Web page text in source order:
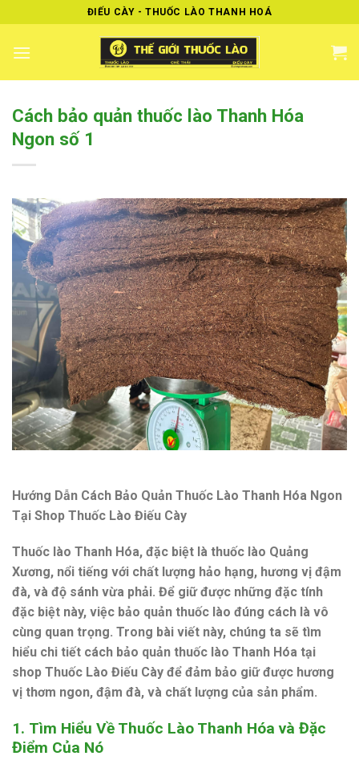
to
content
ĐIẾU CÀY - THUỐC LÀO THANH HOÁ
Cách bảo quản thuốc lào Thanh Hóa
Ngon số 1
Hướng Dẫn Cách Bảo Quản Thuốc Lào Thanh Hóa Ngon
Tại Shop Thuốc Lào Điếu Cày
Thuốc lào Thanh Hóa, đặc biệt là thuốc lào Quảng
Xương, nổi tiếng với chất lượng hảo hạng, hương vị đậm
đà, và độ sánh vừa phải. Để giữ được những đặc tính
đặc biệt này, việc bảo quản thuốc lào đúng cách là vô
cùng quan trọng. Trong bài viết này, chúng ta sẽ tìm
hiểu chi tiết cách bảo quản thuốc lào Thanh Hóa tại
shop Thuốc Lào Điếu Cày để đảm bảo giữ được hương
vị thơm ngon, đậm đà, và chất lượng của sản phẩm.
1. Tìm Hiểu Về Thuốc Lào Thanh Hóa và Đặc
Điểm Của Nó